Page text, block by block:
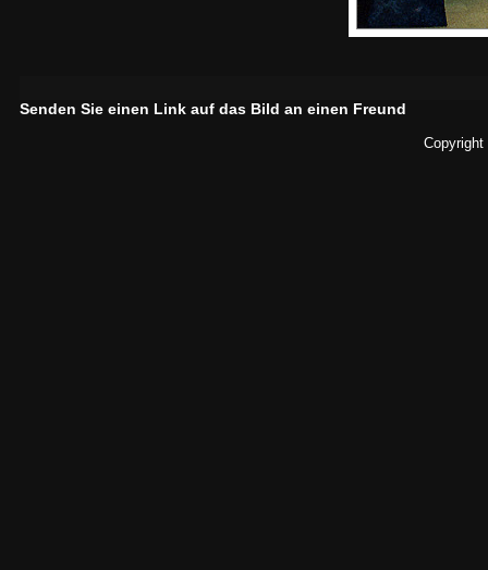
Senden Sie einen Link auf das Bild an einen Freund